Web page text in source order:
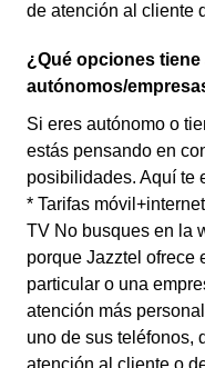
de atención al cliente
¿Qué opciones
autónomos/
Si eres autónomo o
estás pensando en
posibilidades. Aquí te
* Tarifas
TV No busques en la
porque Jazztel ofrece
particular o una
atención más
uno de sus teléfonos,
atención al cliente o